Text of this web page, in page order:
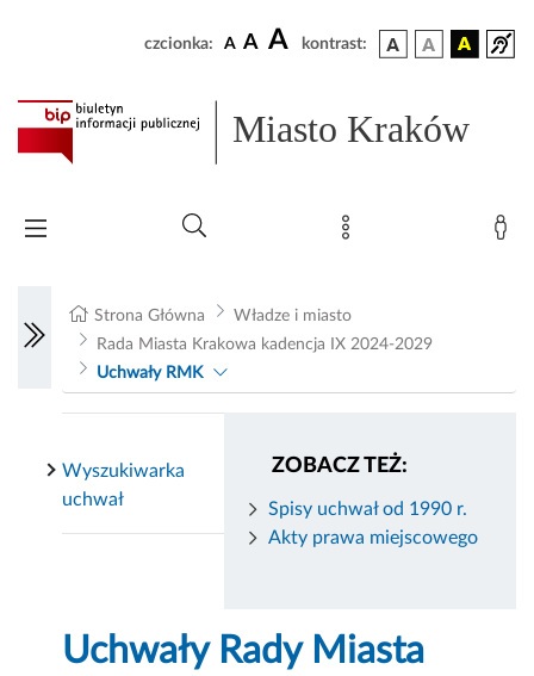
czcionka: A A A kontrast:
Miasto Kraków
Strona Główna
Władze i miasto
Rada Miasta Krakowa kadencja IX 2024-2029
Uchwały RMK
ZOBACZ TEŻ:
Spisy uchwał od 1990 r.
Akty prawa miejscowego
Wyszukiwarka
uchwał
Uchwały Rady Miasta